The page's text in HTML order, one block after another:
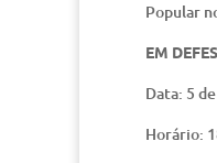
Popular
EM
Data: 5
Horário: